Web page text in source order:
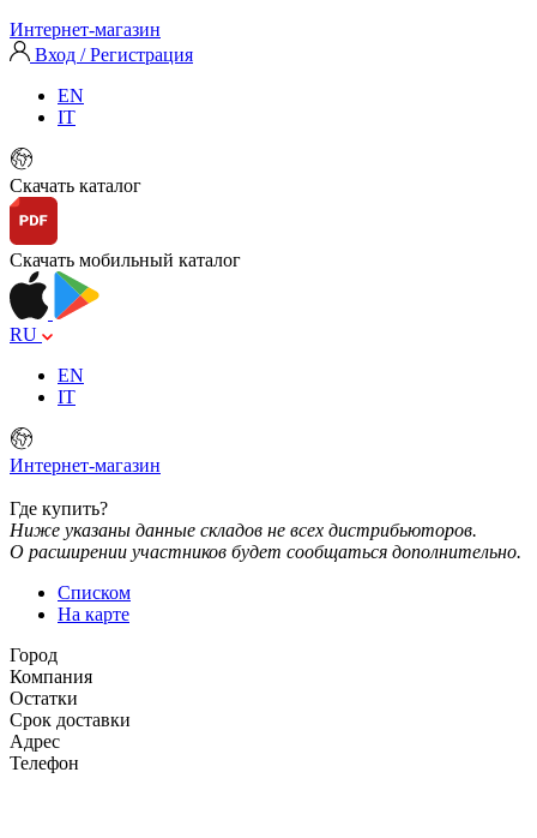
Интернет-магазин
Вход / Регистрация
EN
IT
Скачать каталог
Скачать мобильный каталог
RU
EN
IT
Интернет-магазин
Где купить?
Ниже указаны данные складов не всех дистрибьюторов.
О расширении участников будет сообщаться дополнительно.
Списком
На карте
Город
Компания
Остатки
Срок доставки
Адрес
Телефон